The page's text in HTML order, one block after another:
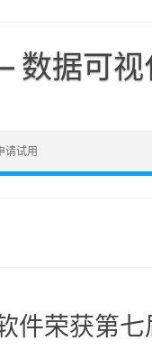
数据可
请试用
件荣获第